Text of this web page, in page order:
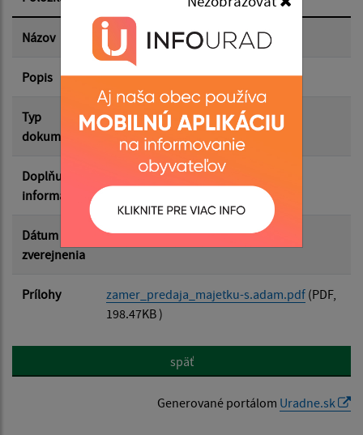
Dátum zverejnenia do:
Filtrovať Reset
Názov Zámer predaja majetku-
Popis
Typ
dokumentu
Zámery
Doplňujúce
informácie
Dátum
zverejnenia
28.05.2026
Prílohy zamer_predaja_majetku-s.adam.pdf (PDF,
198.47KB )
späť
Generované portálom Uradne.sk